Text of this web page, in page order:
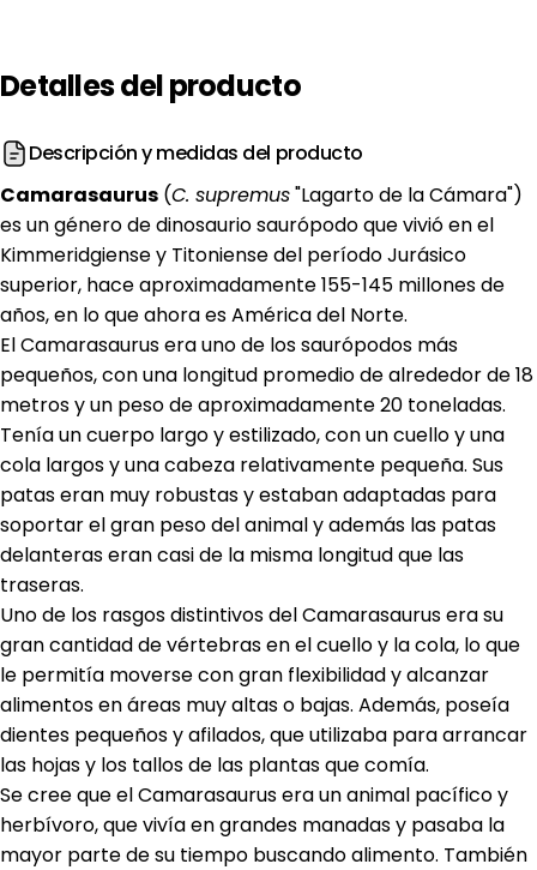
Detallesdelproducto
Descripción y medidas del producto
Camarasaurus (C. supremus"Lagarto de la Cámara")
es un género de dinosaurio saurópodo que vivió en el
Kimmeridgiense y Titoniense del período Jurásico
superior, hace aproximadamente 155-145 millones de
años, en lo que ahora es América del Norte.
El Camarasaurus era uno de los saurópodos más
pequeños, con una longitud promedio de alrededor de 18
metros y un peso de aproximadamente 20 toneladas.
Tenía un cuerpo largo y estilizado, con un cuello y una
cola largos y una cabeza relativamente pequeña. Sus
patas eran muy robustas y estaban adaptadas para
soportar el gran peso del animal y además las patas
delanteras eran casi de la misma longitud que las
traseras.
Uno de los rasgos distintivos del Camarasaurus era su
gran cantidad de vértebras en el cuello y la cola, lo que
le permitía moverse con gran flexibilidad y alcanzar
alimentos en áreas muy altas o bajas. Además, poseía
dientes pequeños y afilados, que utilizaba para arrancar
las hojas y los tallos de las plantas que comía.
Se cree que elCamarasaurusera un animal pacífico y
herbívoro, que vivía en grandes manadas y pasaba la
mayor parte de su tiempo buscando alimento. También